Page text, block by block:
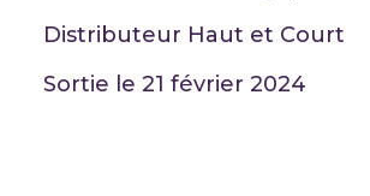
Distributeur Haut et Court
Sortie le 21 février 2024